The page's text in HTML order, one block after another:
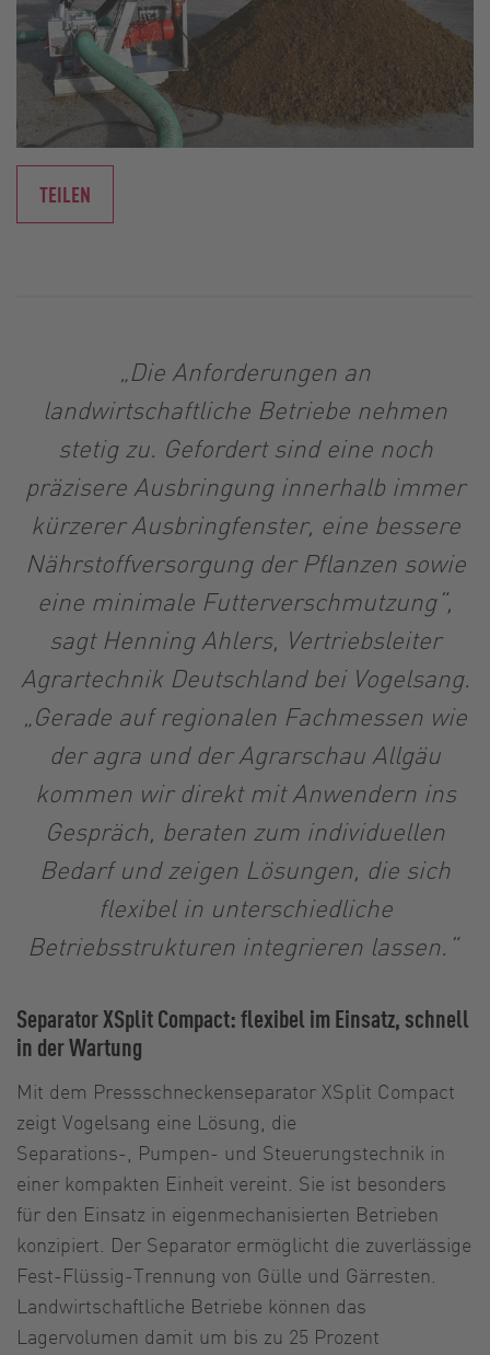
TEILEN
„Die Anforderungen an
landwirtschaftliche Betriebe nehmen
stetig zu. Gefordert sind eine noch
präzisere Ausbringung innerhalb immer
kürzerer Ausbringfenster, eine bessere
Nährstoffversorgung der Pflanzen sowie
eine minimale Futterverschmutzung“,
sagt Henning Ahlers, Vertriebsleiter
Agrartechnik Deutschland bei Vogelsang.
„Gerade auf regionalen Fachmessen wie
der agra und der Agrarschau Allgäu
kommen wir direkt mit Anwendern ins
Gespräch, beraten zum individuellen
Bedarf und zeigen Lösungen, die sich
flexibel in unterschiedliche
Betriebsstrukturen integrieren lassen.“
Separator XSplit Compact: flexibel im Einsatz, schnell
in der Wartung
Mit dem Pressschneckenseparator XSplit Compact
zeigt Vogelsang eine Lösung, die
Separations-, Pumpen- und Steuerungstechnik in
einer kompakten Einheit vereint. Sie ist besonders
für den Einsatz in eigenmechanisierten Betrieben
konzipiert. Der Separator ermöglicht die zuverlässige
Fest-Flüssig-Trennung von Gülle und Gärresten.
Landwirtschaftliche Betriebe können das
Lagervolumen damit um bis zu 25 Prozent